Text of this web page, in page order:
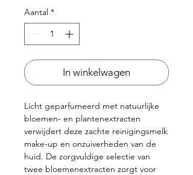
Aantal *
In winkelwagen
Licht geparfumeerd met natuurlijke
bloemen- en plantenextracten
verwijdert deze zachte reinigingsmelk
make-up en onzuiverheden van de
huid. De zorgvuldige selectie van
twee bloemenextracten zorgt voor